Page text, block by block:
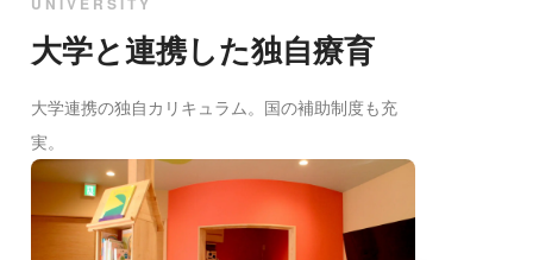
大学と連携した独自療育
大学連携の独自カリキュラム。国の補助制度も充
実。